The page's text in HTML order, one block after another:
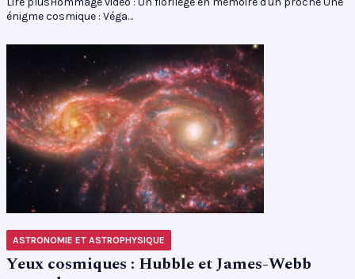
énigme cosmique : Véga…
ASTRONOMIE ET ASTROPHYSIQUE
Yeux cosmiques : Hubble et James-Webb